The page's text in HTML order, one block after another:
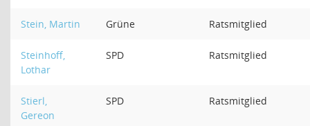
Stein, Martin Grüne Ratsmitglied
Steinhoff,
Lothar
SPD Ratsmitglied
Stierl,
Gereon
SPD Ratsmitglied